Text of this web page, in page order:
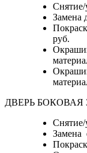
Снятие/
Замена
руб.
ДВЕРЬ БОКОВАЯ
Снятие/
Замена